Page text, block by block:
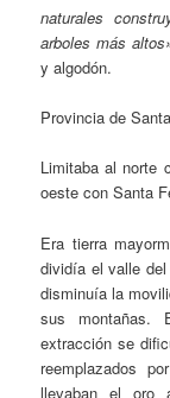
naturales
arboles más
y algodón.
Provincia de
Limitaba al norte
oeste con Santa
Era tierra
dividía el valle
disminuía la
sus montañas.
extracción se
reemplazados
llevaban el oro